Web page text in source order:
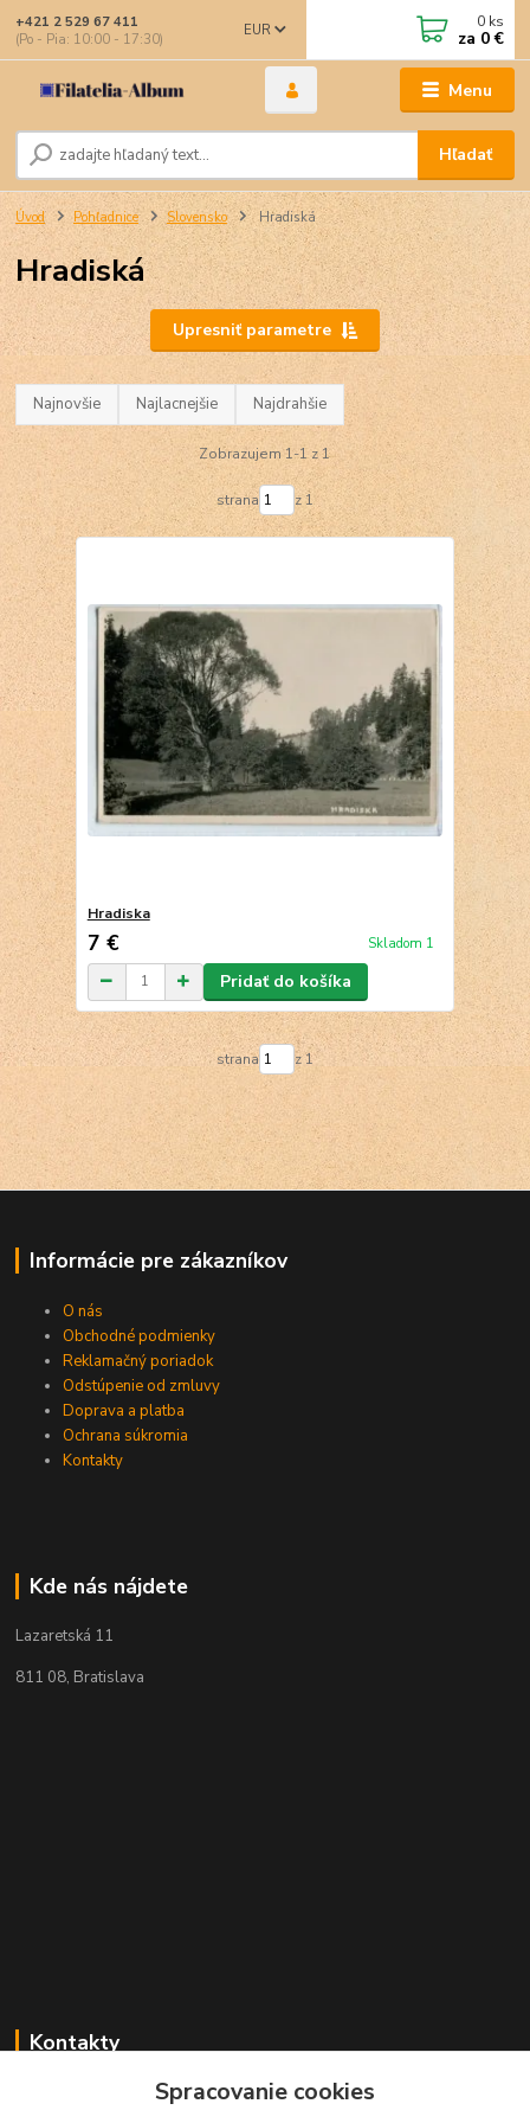
Menu
EUR
Hľadať
+421 2 529 67 411
(Po - Pia: 10:00 - 17:30)
0 ks
za 0 €
Úvod Pohľadnice Slovensko Hradiská
Hradiská
Upresniť parametre
Najnovšie Najlacnejšie Najdrahšie
Zobrazujem 1-1 z 1
strana z 1
Hradiska
7 € Skladom 1
Pridať do košíka
strana z 1
Informácie pre zákazníkov
O nás
Obchodné podmienky
Reklamačný poriadok
Odstúpenie od zmluvy
Doprava a platba
Ochrana súkromia
Kontakty
Kde nás nájdete
Lazaretská 11
811 08, Bratislava
Kontakty
+421 2 529 67 411Spracovanie cookies